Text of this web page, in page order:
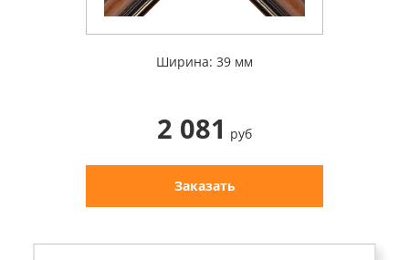
Ширина: 39 мм
2 081 руб
Заказать